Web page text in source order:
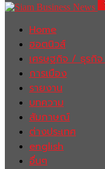
Home
ฮอตนิวส์
เศรษฐกิจ / ธุรกิ
การเมือง
รายงาน
บทความ
สัมภาษณ์
ต่างประเทศ
english
อื่นๆ